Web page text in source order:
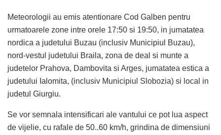
Meteorologii au emis atentionare Cod Galben pentru
urmatoarele zone intre orele 17:50 si 19:50, in jumatatea
nordica a judetului Buzau (inclusiv Municipiul Buzau),
nord-vestul judetului Braila, zona de deal si munte a
judetelor Prahova, Dambovita si Arges, jumatatea estica a
judetului Ialomita, (inclusiv Municipiul Slobozia) si local in
judetul Giurgiu.
Se vor semnala intensificari ale vantului ce pot lua aspect
de vijelie, cu rafale de 50..60 km/h, grindina de dimensiuni